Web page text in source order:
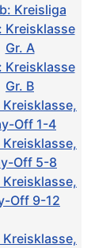
Kreisliga
Kreisklasse
Gr. A
Kreisklasse
Gr. B
Kreisklasse,
Off 1-4
Kreisklasse,
Off 5-8
Kreisklasse,
Off 9-12
Kreisklasse,